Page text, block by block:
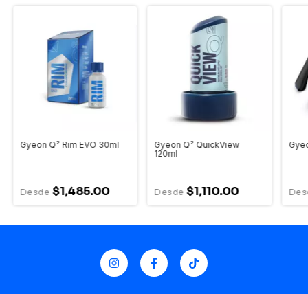
Gyeon Q² Rim EVO 30ml
$1,485.00
Gyeon Q² QuickView
120ml
$1,110.00